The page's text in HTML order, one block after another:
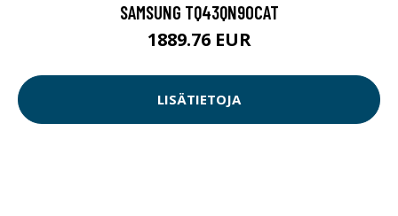
SAMSUNG TQ43QN90CAT
1889.76 EUR
LISÄTIETOJA